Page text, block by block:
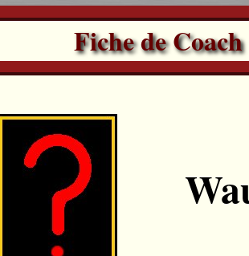
Fiche de Coach